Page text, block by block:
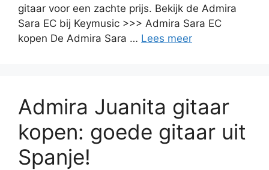
gitaar voor een zachte prijs. Bekijk de Admira
Sara EC bij Keymusic >>> Admira Sara EC
kopen De Admira Sara … Lees meer
Admira Juanita gitaar
kopen: goede gitaar uit
Spanje!